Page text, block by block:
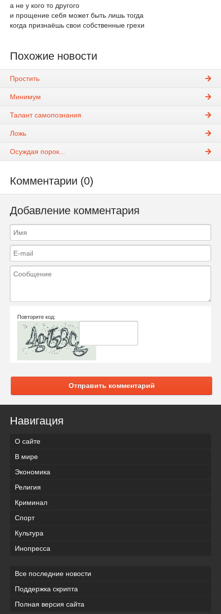
а не у кого то другого
и прощение себя может быть лишь тогда
когда признаёшь свои собственные грехи
Похожие новости
Простить
Минимум
Талант самопознания
Ложь
Осуждая порок...
Комментарии (0)
Добавление комментария
Повторите код:
Отправить комментарий
Навигация
О сайте
В мире
Экономика
Религия
Криминал
Спорт
Культура
Инопресса
Все последние новости
Поддержка скрипта
Полная версия сайта